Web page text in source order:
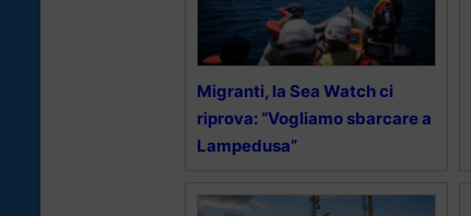
Migranti, la Sea Watch ci
riprova: “Vogliamo sbarcare a
Lampedusa”